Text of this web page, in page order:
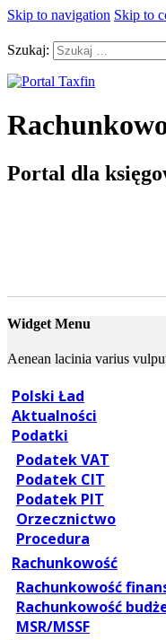
Skip to navigation Skip to
Szukaj:
Portal dla
Widget Menu
Aenean lacinia varius
Polski Ład
Aktualności
Podatki
Podatek VAT
Podatek CIT
Podatek PIT
Orzecznictwo
Procedura
Rachunkowość
Rachunkowość
Rachunkowość
MSR/MSSF